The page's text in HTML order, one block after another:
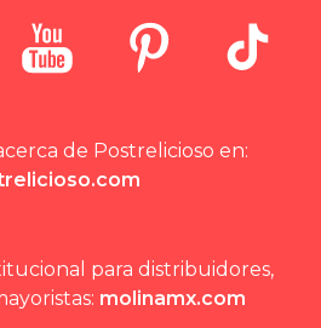
de Postrelicioso en:
para distribuidores,
molinamx.com